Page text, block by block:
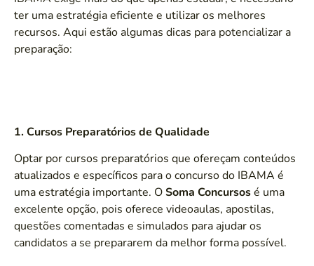
ter uma estratégia eficiente e utilizar os melhores
recursos. Aqui estão algumas dicas para potencializar a
preparação:
1. Cursos Preparatórios de Qualidade
Optar por cursos preparatórios que ofereçam conteúdos
atualizados e específicos para o concurso do IBAMA é
uma estratégia importante. OSoma Concursosé uma
excelente opção, pois oferece videoaulas, apostilas,
questões comentadas e simulados para ajudar os
candidatos a se prepararem da melhor forma possível.